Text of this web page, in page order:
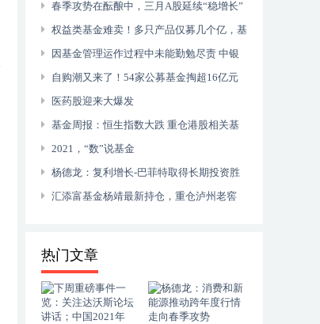
春季攻势在酝酿中，三月A股延续“稳增长”
权益类基金难卖！多只产品仅募几个亿，基
金公司与渠道热衷卖什么？固收+、FOF、债
基、ETF成香饽饽
因基金管理运作过程中未能勤勉尽责 中银
证券旗下一名基金经理遭罚
自购潮又来了！54家公募基金掏超16亿元
自购，不应让恐惧占据内心！
医药股迎来大爆发
基金周报：恒生指数大跌 重仓港股相关基
金领跌
2021，“数”说基金
杨德龙：复利增长-巴菲特取得长期投资胜
利的法宝
汇添富基金杨靖最新持仓，重仓泸州老窖
热门文章